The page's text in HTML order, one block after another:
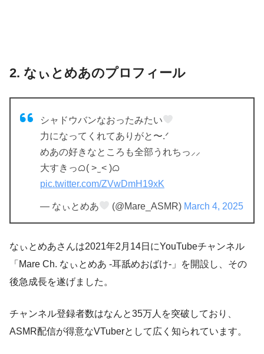
2. なぃとめあのプロフィール
シャドウバンなおったみたい
力になってくれてありがと〜.ᐟ
めあの好きなところも全部うれちっ⸝⸝
大すきっᜊ( > ̫ < )ᜊ
pic.twitter.com/ZVwDmH19xK
— なぃとめあ (@Mare_ASMR) March 4, 2025
なぃとめあさんは2021年2月14日にYouTubeチャンネル
「Mare Ch. なぃとめあ -耳舐めおばけ-」を開設し、その
後急成長を遂げました。
チャンネル登録者数はなんと35万人を突破しており、
ASMR配信が得意なVTuberとして広く知られています。